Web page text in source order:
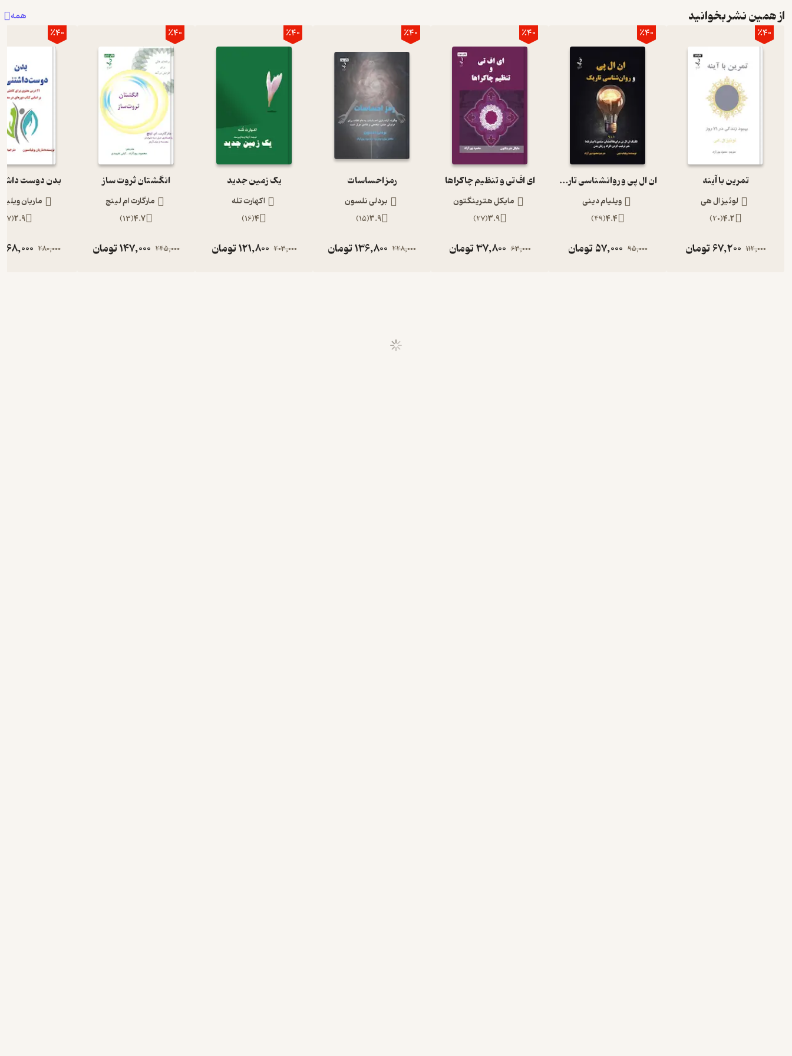
از همین نشر بخوانید همه
٪40
تمرین با آینه
لوئیز ال هی
4.2
(
20
)
112,000
67,200تومان
٪40
ان ال پی و روانشناسی تاریک 9 +1
ویلیام دینی
4.4
(
49
)
95,000
57,000تومان
٪40
ای اف تی و تنظیم چاکراها
مایکل هترینگتون
3.9
(
27
)
63,000
37,800تومان
٪40
رمز احساسات
بردلی نلسون
3.9
(
15
)
228,000
136,800تومان
٪40
یک زمین جدید
اکهارت تله
4
(
16
)
203,000
121,800تومان
٪40
انگشتان ثروت ساز
مارگارت ام لینچ
4.7
(
13
)
245,000
147,000تومان
٪40
بدن دوست
ماریان
2.9
(
7
)
280,000
168,000